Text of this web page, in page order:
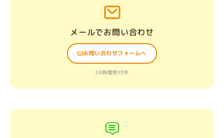
メールでお問い合わせ
お問い合わせフォームへ
24時間受付中